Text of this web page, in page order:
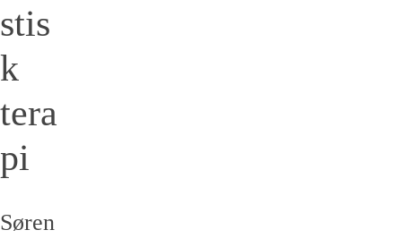
stis
k
tera
pi
Søren